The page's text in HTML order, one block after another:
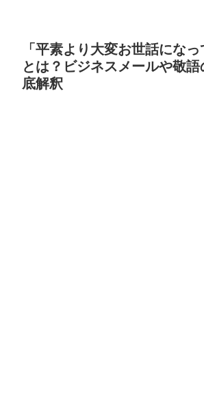
「平素より大変お世話になっ
とは？ビジネスメールや敬
底解釈